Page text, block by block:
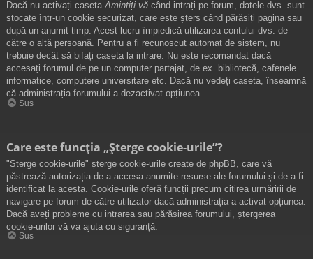
Dacă nu activați casetaAmintiți-vă când intrați pe forum, datele dvs. sunt
stocate într-un cookie securizat, care este șters când părăsiți pagina sau
după un anumit timp. Acest lucru împiedică utilizarea contului dvs. de
către o altă persoană. Pentru a fi recunoscut automat de sistem, nu
trebuie decât să bifați caseta la intrare. Nu este recomandat dacă
accesați forumul de pe un computer partajat, de ex. bibliotecă, cafenele
informatice, computere universitare etc. Dacă nu vedeți caseta, înseamnă
că administrația forumului a dezactivat opțiunea.
Sus
Care este funcția „Șterge cookie-urile”?
"Șterge cookie-urile" șterge cookie-urile create de phpBB, care vă
păstrează autorizația de a accesa anumite resurse ale forumului și de a fi
identificat la acesta. Cookie-urile oferă funcții precum citirea urmăririi de
navigare pe forum de către utilizator dacă administrația a activat opțiunea.
Dacă aveți probleme cu intrarea sau părăsirea forumului, ștergerea
cookie-urilor vă va ajuta cu siguranță.
Sus